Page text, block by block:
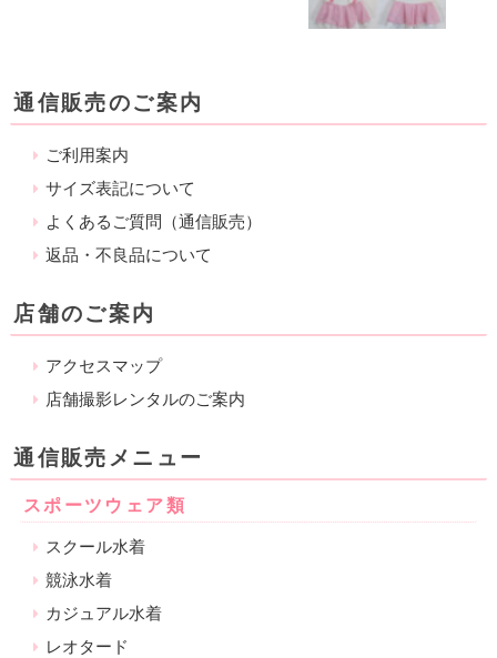
通信販売のご案内
ご利用案内
サイズ表記について
よくあるご質問（通信販売）
返品・不良品について
店舗のご案内
アクセスマップ
店舗撮影レンタルのご案内
通信販売メニュー
スポーツウェア類
スクール水着
競泳水着
カジュアル水着
レオタード